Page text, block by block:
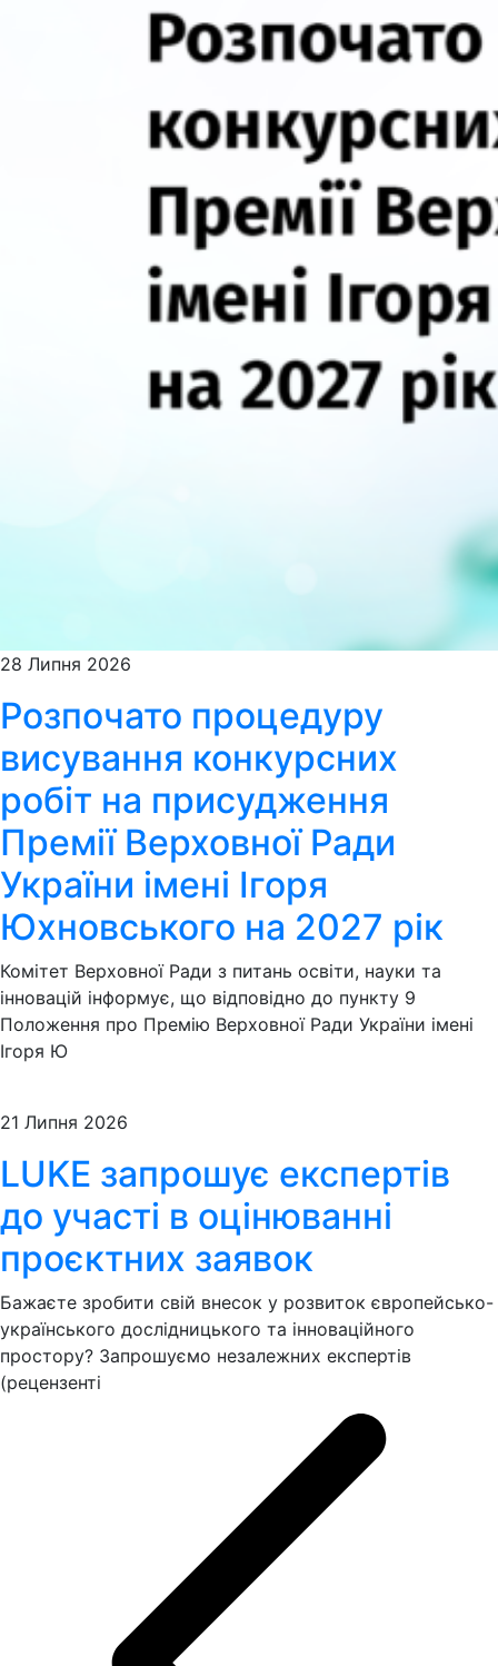
28 Липня 2026
Розпочато процедуру
висування конкурсних
робіт на присудження
Премії Верховної Ради
України імені Ігоря
Юхновського на 2027 рік
Комітет Верховної Ради з питань освіти, науки та
інновацій інформує, що відповідно до пункту 9
Положення про Премію Верховної Ради України імені
Ігоря Ю
21 Липня 2026
LUKE запрошує експертів
до участі в оцінюванні
проєктних заявок
Бажаєте зробити свій внесок у розвиток європейсько-
українського дослідницького та інноваційного
простору? Запрошуємо незалежних експертів
(рецензенті